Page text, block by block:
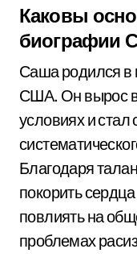
Каковы
биографии
Саша родился в
США. Он вырос
условиях и стал
Благодаря
покорить
повлиять на
проблемах